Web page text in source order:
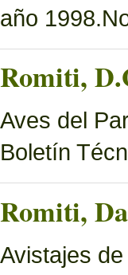
año
Romiti,
Aves del
Boletín
Romiti,
Avistajes